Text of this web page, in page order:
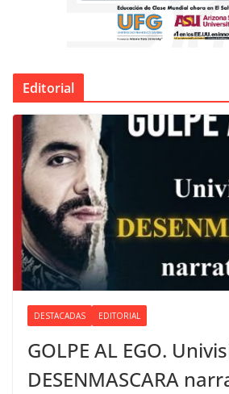
Editorial
DESTACADAS EDITORIAL
GOLPE AL EGO.
DESENMASCARA